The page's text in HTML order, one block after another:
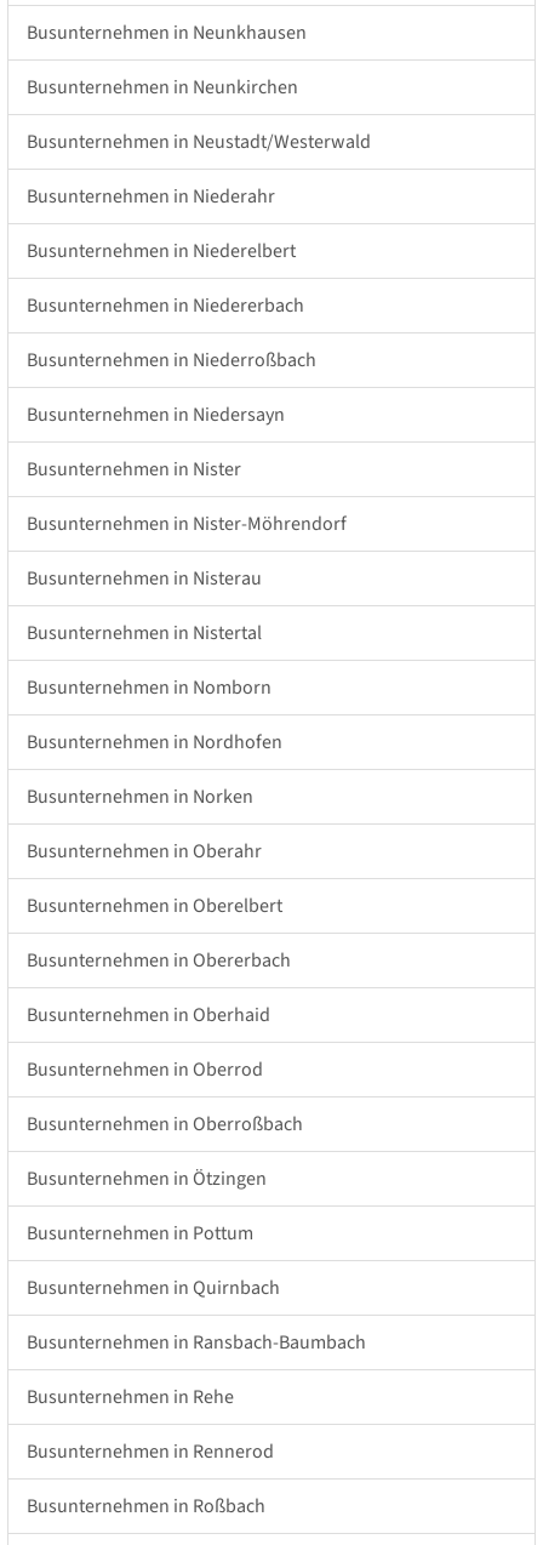
Busunternehmen in Neunkhausen
Busunternehmen in Neunkirchen
Busunternehmen in Neustadt/Westerwald
Busunternehmen in Niederahr
Busunternehmen in Niederelbert
Busunternehmen in Niedererbach
Busunternehmen in Niederroßbach
Busunternehmen in Niedersayn
Busunternehmen in Nister
Busunternehmen in Nister-Möhrendorf
Busunternehmen in Nisterau
Busunternehmen in Nistertal
Busunternehmen in Nomborn
Busunternehmen in Nordhofen
Busunternehmen in Norken
Busunternehmen in Oberahr
Busunternehmen in Oberelbert
Busunternehmen in Obererbach
Busunternehmen in Oberhaid
Busunternehmen in Oberrod
Busunternehmen in Oberroßbach
Busunternehmen in Ötzingen
Busunternehmen in Pottum
Busunternehmen in Quirnbach
Busunternehmen in Ransbach-Baumbach
Busunternehmen in Rehe
Busunternehmen in Rennerod
Busunternehmen in Roßbach